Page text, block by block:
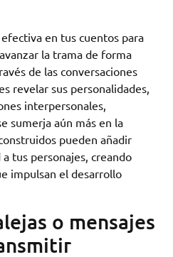
en tus cuentos para
la trama de forma
de las conversaciones
revelar sus personalidades,
interpersonales,
sumerja aún más en la
pueden añadir
tus personajes, creando
impulsan el desarrollo
o mensajes